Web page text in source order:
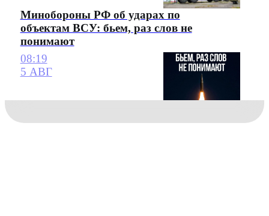
Минобороны РФ об ударах по
объектам ВСУ: бьем, раз слов не
понимают
08:19
5 АВГ